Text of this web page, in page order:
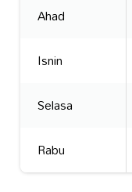
Ahad
Isnin
Selasa
Rabu